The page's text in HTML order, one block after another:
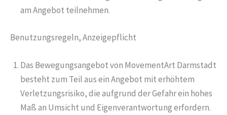
am Angebot teilnehmen.
Benutzungsregeln, Anzeigepflicht
Das Bewegungsangebot von MovementArt Darmstadt
besteht zum Teil aus ein Angebot mit erhöhtem
Verletzungsrisiko, die aufgrund der Gefahr ein hohes
Maß an Umsicht und Eigenverantwortung erfordern.